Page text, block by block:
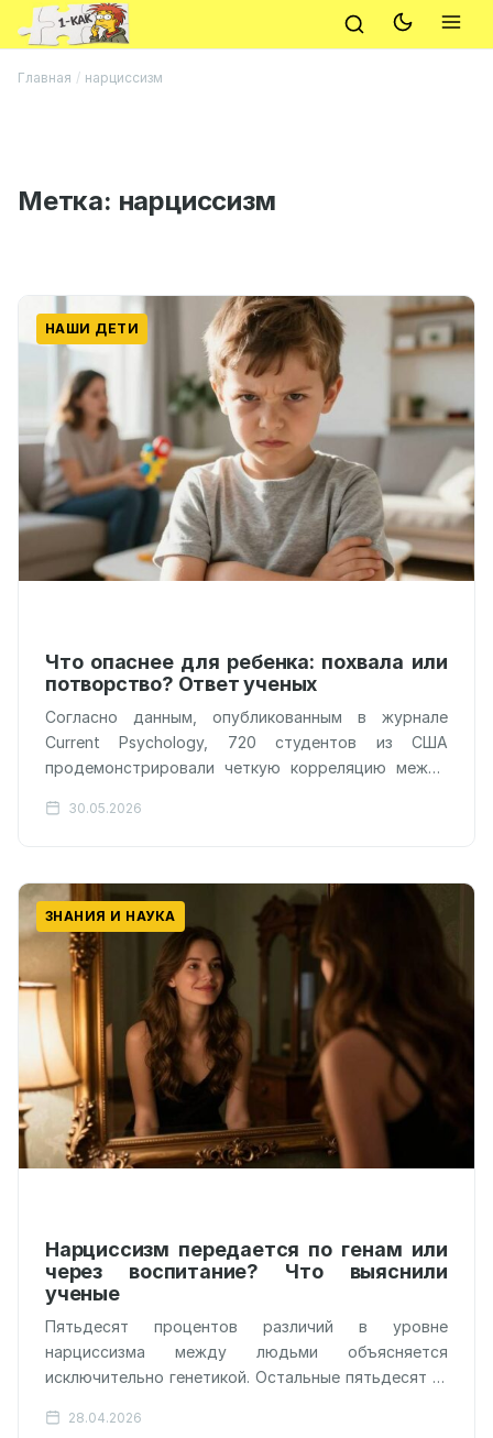
Главная / нарциссизм
Метка: нарциссизм
НАШИ ДЕТИ
Что опаснее для ребенка: похвала или
потворство? Ответ ученых
Согласно данным, опубликованным в журнале
Current Psychology, 720 студентов из США
продемонстрировали четкую корреляцию между
у них…
30.05.2026
ЗНАНИЯ И НАУКА
Нарциссизм передается по генам или
через воспитание? Что выяснили
ученые
Пятьдесят процентов различий в уровне
нарциссизма между людьми объясняется
исключительно генетикой. Остальные пятьдесят —
как нас воспитывали родители.…
28.04.2026